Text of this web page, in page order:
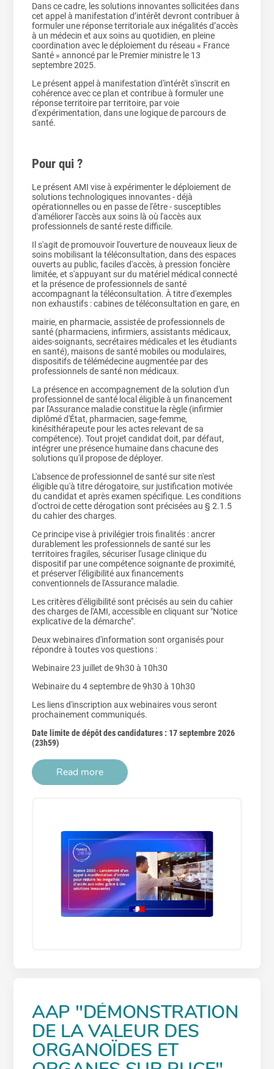
Dans ce cadre, les solutions innovantes sollicitées dans
cet appel à manifestation d’intérêt devront contribuer à
formuler une réponse territoriale aux inégalités d’accès
à un médecin et aux soins au quotidien, en pleine
coordination avec le déploiement du réseau « France
Santé » annoncé par le Premier ministre le 13
septembre 2025.
Le présent appel à manifestation d'intérêt s'inscrit en
cohérence avec ce plan et contribue à formuler une
réponse territoire par territoire, par voie
d'expérimentation, dans une logique de parcours de
santé.
Pour qui ?
Le présent AMI vise à expérimenter le déploiement de
solutions technologiques innovantes - déjà
opérationnelles ou en passe de l'être - susceptibles
d'améliorer l'accès aux soins là où l'accès aux
professionnels de santé reste difficile.
Il s'agit de promouvoir l'ouverture de nouveaux lieux de
soins mobilisant la téléconsultation, dans des espaces
ouverts au public, faciles d'accès, à pression foncière
limitée, et s'appuyant sur du matériel médical connecté
et la présence de professionnels de santé
accompagnant la téléconsultation. À titre d'exemples
non exhaustifs : cabines de téléconsultation en gare, en
mairie, en pharmacie, assistée de professionnels de
santé (pharmaciens, infirmiers, assistants médicaux,
aides-soignants, secrétaires médicales et les étudiants
en santé), maisons de santé mobiles ou modulaires,
dispositifs de télémédecine augmentée par des
professionnels de santé non médicaux.
La présence en accompagnement de la solution d'un
professionnel de santé local éligible à un financement
par l'Assurance maladie constitue la règle (infirmier
diplômé d'État, pharmacien, sage-femme,
kinésithérapeute pour les actes relevant de sa
compétence). Tout projet candidat doit, par défaut,
intégrer une présence humaine dans chacune des
solutions qu'il propose de déployer.
L'absence de professionnel de santé sur site n'est
éligible qu'à titre dérogatoire, sur justification motivée
du candidat et après examen spécifique. Les conditions
d'octroi de cette dérogation sont précisées au § 2.1.5
du cahier des charges.
Ce principe vise à privilégier trois finalités : ancrer
durablement les professionnels de santé sur les
territoires fragiles, sécuriser l'usage clinique du
dispositif par une compétence soignante de proximité,
et préserver l'éligibilité aux financements
conventionnels de l'Assurance maladie.
Les critères d'éligibilité sont précisés au sein du cahier
des charges de l'AMI, accessible en cliquant sur "Notice
explicative de la démarche".
Deux webinaires d'information sont organisés pour
répondre à toutes vos questions :
Webinaire 23 juillet de 9h30 à 10h30
Webinaire du 4 septembre de 9h30 à 10h30
Les liens d'inscription aux webinaires vous seront
prochainement communiqués.
Date limite de dépôt des candidatures : 17 septembre 2026
(23h59)
Read more
AAP "DÉMONSTRATION
DE LA VALEUR DES
ORGANOÏDES ET